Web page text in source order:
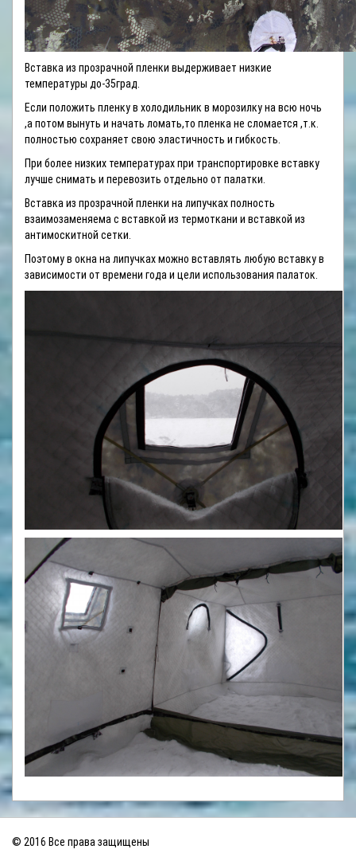
Вставка из прозрачной пленки выдерживает низкие
температуры до-35град.
Если положить пленку в холодильник в морозилку на всю ночь
,а потом вынуть и начать ломать,то пленка не сломается ,т.к.
полностью сохраняет свою эластичность и гибкость.
При более низких температурах при транспортировке вставку
лучше снимать и перевозить отдельно от палатки.
Вставка из прозрачной пленки на липучках полность
взаимозаменяема с вставкой из термоткани и вставкой из
антимоскитной сетки.
Поэтому в окна на липучках можно вставлять любую вставку в
зависимости от времени года и цели использования палаток.
© 2016 Все права защищены